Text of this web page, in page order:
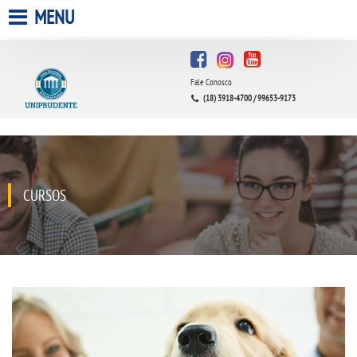
A UNIPRUDENTE
QUEM SOMOS
INFRAESTRUTURA
CPA
MENU
Fale Conosco
(18) 3918-4700 / 99653-9173
CURSOS